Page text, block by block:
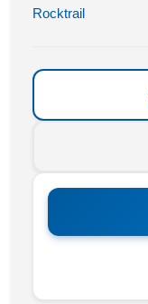
Rocktrail